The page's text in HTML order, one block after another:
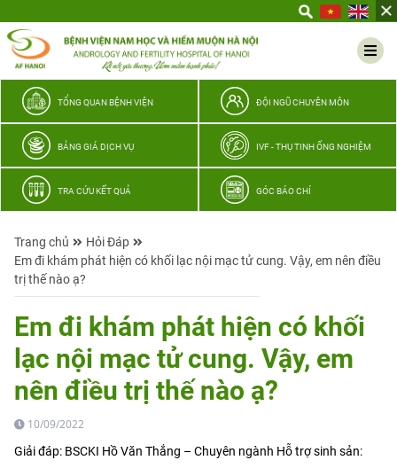
thương
TỔNG QUAN BỆNH VIỆN ĐỘI NGŨ CHUYÊN MÔN
BẢNG GIÁ DỊCH VỤ IVF - THỤ TINH ỐNG NGHIỆM
TRA CỨU KẾT QUẢ GÓC BÁO CHÍ
Trang chủ
Hỏi Đáp
Em đi khám phát hiện có khối lạc nội mạc tử cung. Vậy, em nên điều
trị thế nào ạ?
Em đi khám phát hiện có khối
lạc nội mạc tử cung. Vậy, em
nên điều trị thế nào ạ?
10/09/2022
Giải đáp: BSCKI Hồ Văn Thắng – Chuyên ngành Hỗ trợ sinh sản: